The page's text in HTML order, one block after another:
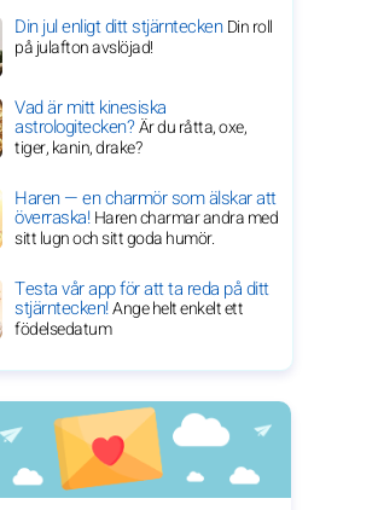
Din jul enligt ditt stjärnteckenDin roll
på julafton avslöjad!
Vad är mitt kinesiska
astrologitecken?Är du råtta, oxe,
tiger, kanin, drake?
Haren — en charmör som älskar att
överraska!Haren charmar andra med
sitt lugn och sitt goda humör.
Testa vår app för att ta reda på ditt
stjärntecken!Ange helt enkelt ett
födelsedatum